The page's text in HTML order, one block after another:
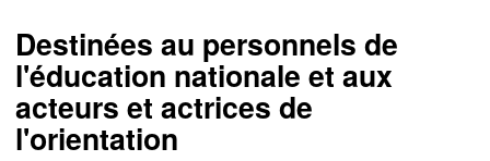
Destinées au personnels de
l'éducation nationale et aux
acteurs et actrices de
l'orientation